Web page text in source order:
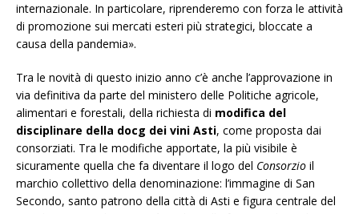
internazionale. In particolare, riprenderemo con forza le attività
di promozione sui mercati esteri più strategici, bloccate a
causa della pandemia».
Tra le novità di questo inizio anno c’è anche l’approvazione in
via definitiva da parte del ministero delle Politiche agricole,
alimentari e forestali, della richiesta di modifica del
disciplinare della docg dei vini Asti, come proposta dai
consorziati. Tra le modifiche apportate, la più visibile è
sicuramente quella che fa diventare il logo del Consorzio il
marchio collettivo della denominazione: l’immagine di San
Secondo, santo patrono della città di Asti e figura centrale del